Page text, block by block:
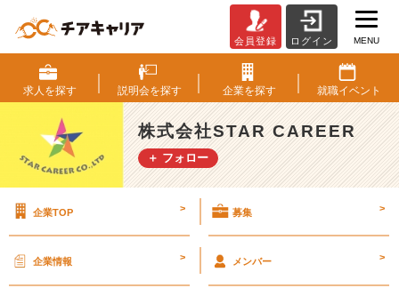
T
A
R
C
A
R
の
会員登録 ログイン MENU
求人を探す 説明会を探す 企業を探す 就職イベント
株式会社STAR CAREER
＋ フォロー
企業TOP > 募集 >
企業情報 > メンバー >